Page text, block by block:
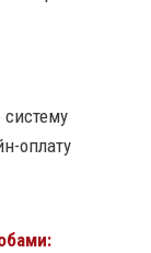
оплату